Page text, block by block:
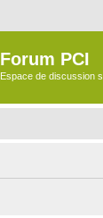
Forum PCI
Espace de discussion